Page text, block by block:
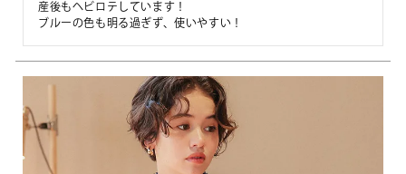
産後もヘビロテしています！
ブルーの色も明る過ぎず、使いやすい！